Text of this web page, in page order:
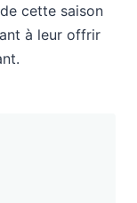
cette saison
à leur offrir